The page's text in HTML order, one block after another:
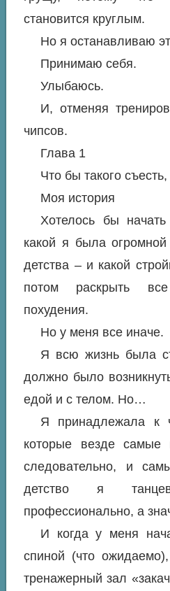
становится круглым.
Но я останавливаю
Принимаю себя.
Улыбаюсь.
И, отменяя
чипсов.
Глава 1
Что бы такого
Моя история
Хотелось бы
какой я была
детства – и какой
потом раскрыть
похудения.
Но у меня все иначе.
Я всю жизнь была
должно было
едой и с телом. Но…
Я принадлежала к
которые везде
следовательно, и
детство я
профессионально, а
И когда у меня
спиной (что
тренажерный зал